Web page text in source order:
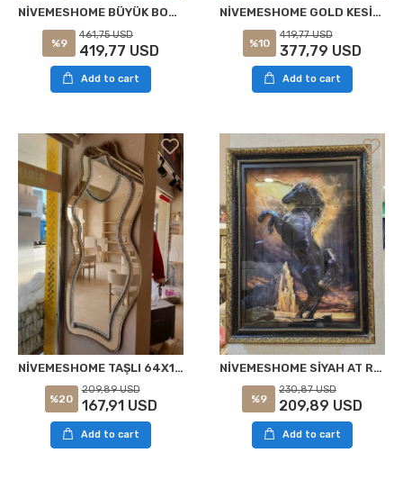
NİVEMESHOME BÜYÜK BOY 82X162 DEKORATİF BOY AYNASI
%9
461,75 USD
419,77 USD
Add to cart
NİVEMESHOME GOLD KESİM 80X124 DEKORATİF BOY AYNASI
%10
419,77 USD
377,79 USD
Add to cart
NİVEMESHOME TAŞLI 64X184 DEKORATİF BOY AYNASI
%20
209,89 USD
167,91 USD
Add to cart
NİVEMESHOME SİYAH AT RESİMLİ 59X78 TABLO
%9
230,87 USD
209,89 USD
Add to cart